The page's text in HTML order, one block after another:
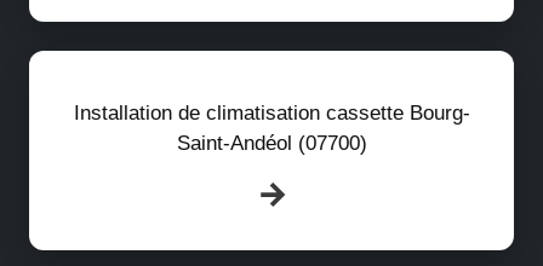
Installation de climatisation cassette Bourg-
Saint-Andéol (07700)